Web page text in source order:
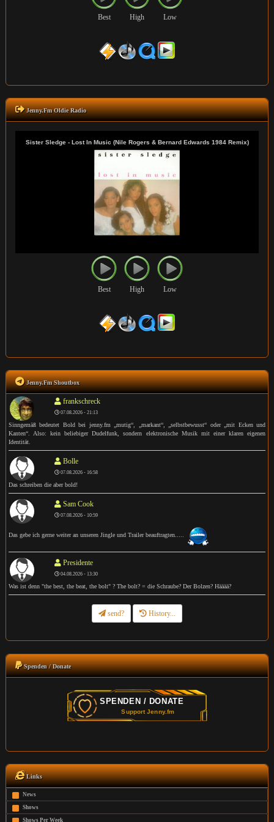
Best High Low
Jenny.Fm Oldie Radio
Best High Low
Jenny.Fm Shoutbox
frankschreck
07.08.2026 - 21:13
Sinngemäß bedeutet Bold bei jenny.fm „mutig“, „markant“, „selbstbewusst“ oder „mit Ecken und
Kanten“. Also: kein beliebiger Dudelfunk, sondern elektronische Musik mit einer klaren eigenen
Identität.
Bolle
07.08.2026 - 16:58
Das schreiben die aber bold!
Sam Cook
07.08.2026 - 10:59
Das gebe ich gerne weiter an unseren Jingle und Trailer beauftragten.....
Presidente
04.08.2026 - 13:30
Was ist denn "the best, the beat, the bolt" ? The bolt? = die Schraube? Der Bolzen? Hääää?
send? History...
Spenden / Donate
Links
News
Shows
Shows Per Week